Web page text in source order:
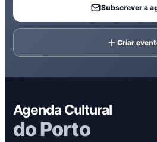
Subscrever a
Criar
Agenda Cultural
do Porto